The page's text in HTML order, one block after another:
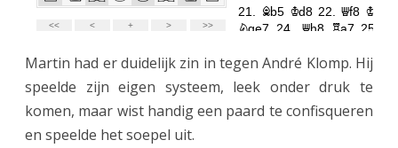
e
b
Martin had er duidelijk zin in tegen André Klomp. Hij
speelde zijn eigen systeem, leek onder druk te
komen, maar wist handig een paard te confisqueren
en speelde het soepel uit.